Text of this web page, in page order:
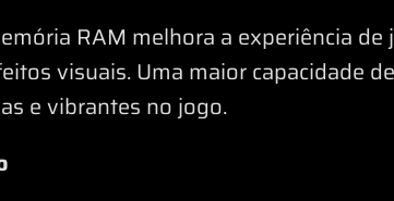
RAM melhora a experiência
visuais. Uma maior capacidade
e vibrantes no jogo.